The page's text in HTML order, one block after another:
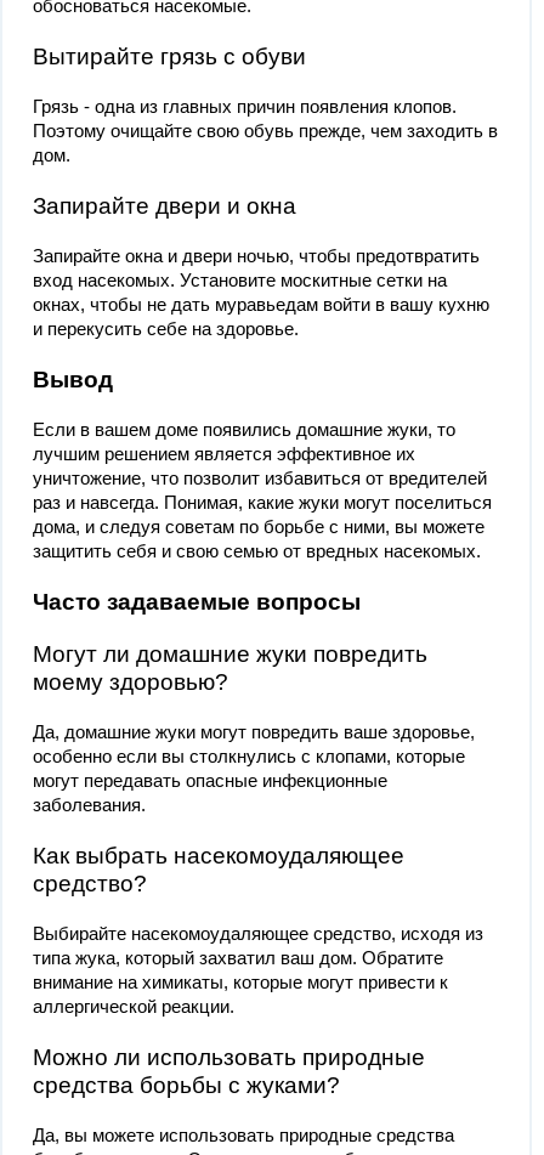
обосноваться насекомые.
Вытирайте грязь с обуви
Грязь - одна из главных причин появления клопов.
Поэтому очищайте свою обувь прежде, чем заходить в
дом.
Запирайте двери и окна
Запирайте окна и двери ночью, чтобы предотвратить
вход насекомых. Установите москитные сетки на
окнах, чтобы не дать муравьедам войти в вашу кухню
и перекусить себе на здоровье.
Вывод
Если в вашем доме появились домашние жуки, то
лучшим решением является эффективное их
уничтожение, что позволит избавиться от вредителей
раз и навсегда. Понимая, какие жуки могут поселиться
дома, и следуя советам по борьбе с ними, вы можете
защитить себя и свою семью от вредных насекомых.
Часто задаваемые вопросы
Могут ли домашние жуки повредить
моему здоровью?
Да, домашние жуки могут повредить ваше здоровье,
особенно если вы столкнулись с клопами, которые
могут передавать опасные инфекционные
заболевания.
Как выбрать насекомоудаляющее
средство?
Выбирайте насекомоудаляющее средство, исходя из
типа жука, который захватил ваш дом. Обратите
внимание на химикаты, которые могут привести к
аллергической реакции.
Можно ли использовать природные
средства борьбы с жуками?
Да, вы можете использовать природные средства